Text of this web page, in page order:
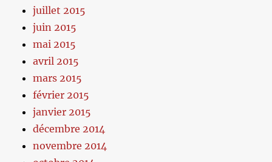
juillet 2015
juin 2015
mai 2015
avril 2015
mars 2015
février 2015
janvier 2015
décembre 2014
novembre 2014